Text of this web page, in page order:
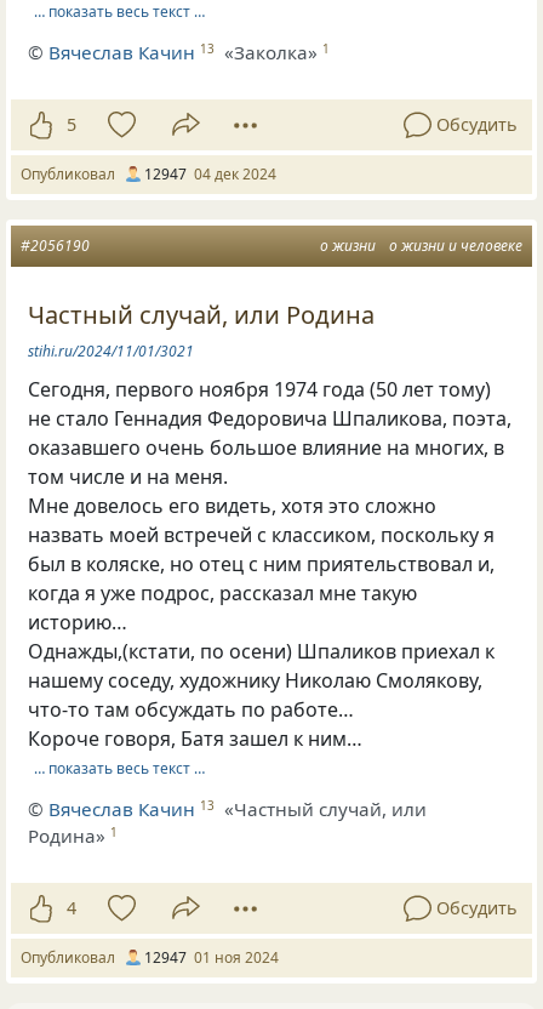
… показать весь текст …
© Вячеслав Качин 13 «Заколка» 1
5 Обсудить
Опубликовал 12947 04 дек 2024
о жизни о жизни и человеке
#2056190
Частный случай, или Родина
stihi.ru/2024/11/01/3021
Сегодня, первого ноября 1974 года (50 лет тому)
не стало Геннадия Федоровича Шпаликова, поэта,
оказавшего очень большое влияние на многих, в
том числе и на меня.
Мне довелось его видеть, хотя это сложно
назвать моей встречей с классиком, поскольку я
был в коляске, но отец с ним приятельствовал и,
когда я уже подрос, рассказал мне такую
историю…
Однажды,(кстати, по осени) Шпаликов приехал к
нашему соседу, художнику Николаю Смолякову,
что-то там обсуждать по работе…
Короче говоря, Батя зашел к ним…
… показать весь текст …
© Вячеслав Качин 13
«Частный случай, или
Родина» 1
4 Обсудить
Опубликовал 12947 01 ноя 2024